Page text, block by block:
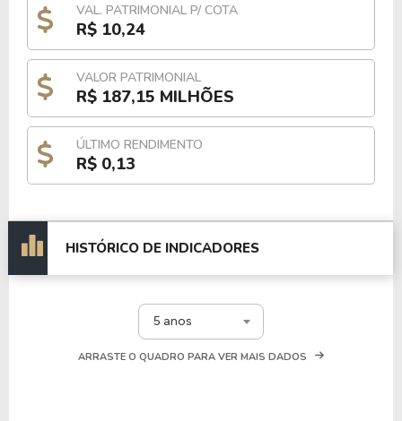
VAL. PATRIMONIAL P/ COTA
R$ 10,24
VALOR PATRIMONIAL
R$ 187,15 MILHÕES
ÚLTIMO RENDIMENTO
R$ 0,13
HISTÓRICO DE INDICADORES
5 anos
ARRASTE O QUADRO PARA VER MAIS DADOS